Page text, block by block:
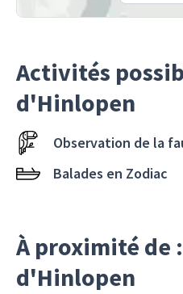
Activités
d'Hinlopen
Observation de la
Balades en Zodiac
À proximité de
d'Hinlopen